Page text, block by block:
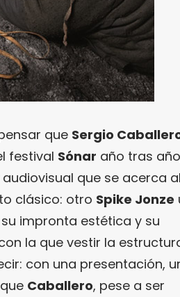
que Sergio
festival Sónar año tras
que se acerca al
clásico: otro Spike Jonze
impronta estética y su
la que vestir la
con una presentación,
Caballero, pese a ser